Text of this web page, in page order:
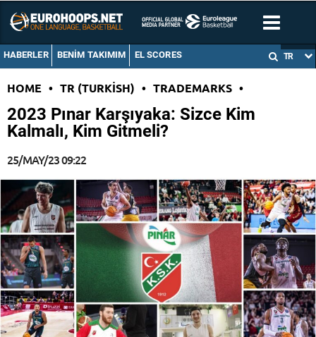
HABERLER BENIM TAKIMIM EL SCORES TR
HOME • TR (TURKISH) • TRADEMARKS •
2023 Pınar Karşıyaka: Sizce Kim
Kalmalı, Kim Gitmeli?
25/MAY/23 09:22